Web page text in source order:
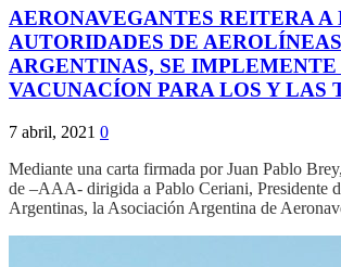
AERONAVEGANTES REITERA A
AUTORIDADES DE AEROLÍNEAS
ARGENTINAS, SE
VACUNACÍON PARA LOS Y LAS
7 abril, 2021 0
Mediante una carta firmada por Juan Pablo
de –AAA- dirigida a Pablo Ceriani, Presidente
Argentinas, la Asociación Argentina de